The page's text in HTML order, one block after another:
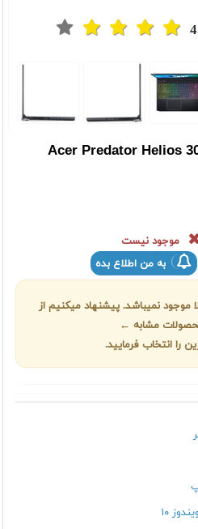
Acer Predator Helios
موجود نیست
به من اطلاع بده
موجود نمیباشد. پیشنهاد میکنیم از
مشابه ←
را انتخاب فرمایید.
۱۰